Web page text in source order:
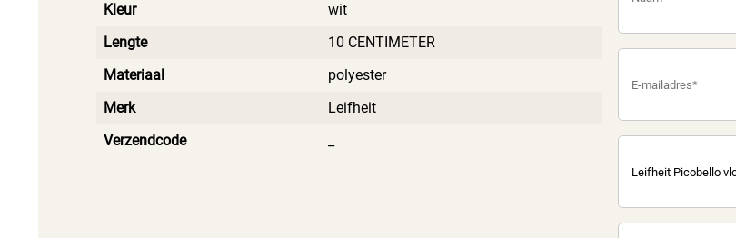
Kleur
wit
Lengte
10 CENTIMETER
Materiaal
polyester
Merk
Leifheit
Verzendcode